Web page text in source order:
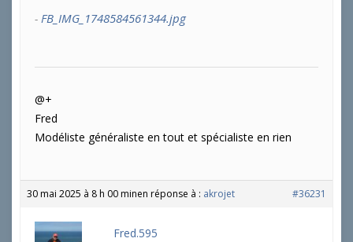
FB_IMG_1748584561344.jpg
@+
Fred
Modéliste généraliste en tout et spécialiste en rien
30 mai 2025 à 8 h 00 minen réponse à : akrojet #36231
Fred.595